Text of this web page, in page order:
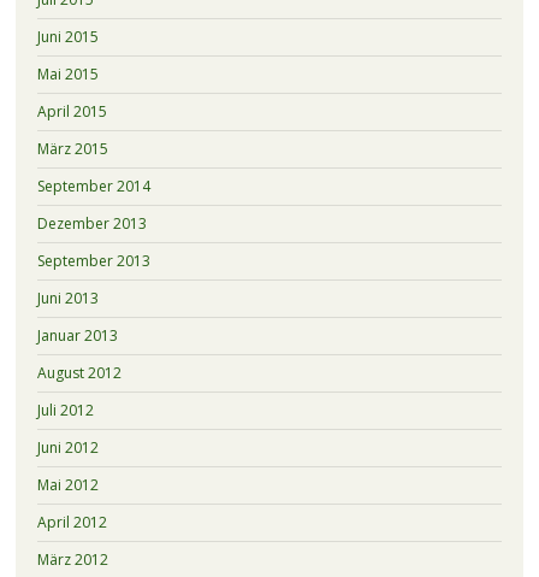
Juni 2015
Mai 2015
April 2015
März 2015
September 2014
Dezember 2013
September 2013
Juni 2013
Januar 2013
August 2012
Juli 2012
Juni 2012
Mai 2012
April 2012
März 2012